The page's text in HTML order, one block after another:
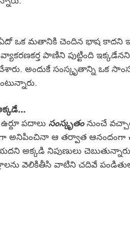
ఒక మతానికి చెందిన భాష కాదని
వ్యాకరణకర్త పాణిని పుట్టింది
అందుకే సంస్కృతాన్ని ఒక
పదాలు సంస్కృతంనుంచే
అనిపించినా ఆ తర్వాత ఆనందంగా
అక్కడి నిపుణులు
వెలికితీసి వాటిని చదివే